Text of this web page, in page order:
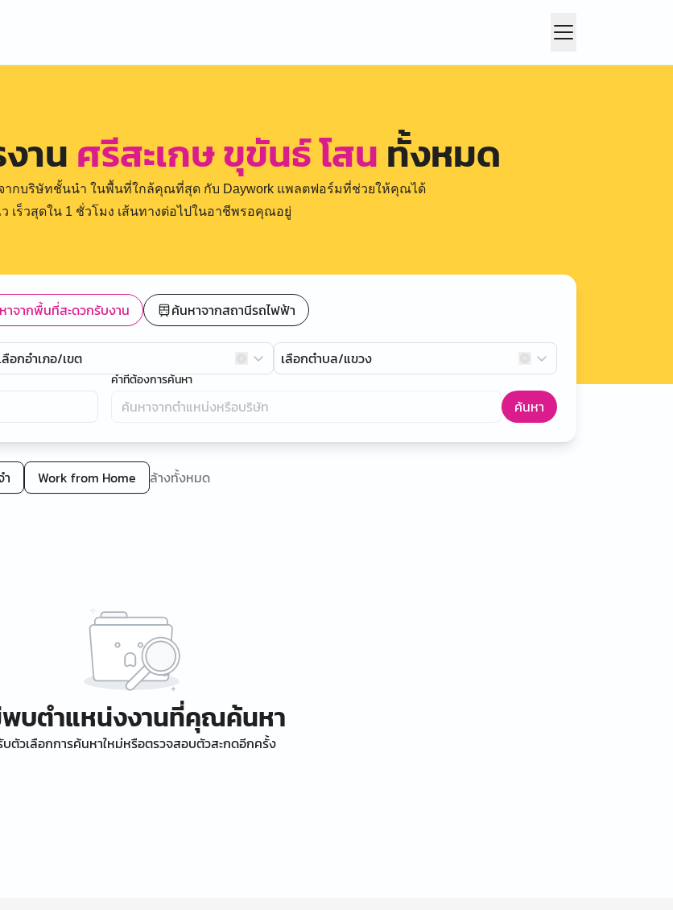
าน ศรีสะเกษ ขุขันธ์ โสน ทั้งหมด
กบริษัทชั้นนำ ในพื้นที่ใกล้คุณที่สุด กับ Daywork แพลตฟอร์มที่ช่วยให้คุณได้
ว เร็วสุดใน 1 ชั่วโมง เส้นทางต่อไปในอาชีพรอคุณอยู่
าจากพื้นที่สะดวกรับงาน ค้นหาจากสถานีรถไฟฟ้า
ลือกอำเภอ/เขต เลือกตำบล/แขวง
คำที่ต้องการค้นหา
ค้นหา
ำ Work from Home ล้างทั้งหมด
พบตำแหน่งงานที่คุณค้นหา
บตัวเลือกการค้นหาใหม่หรือตรวจสอบตัวสะกดอีกครั้ง